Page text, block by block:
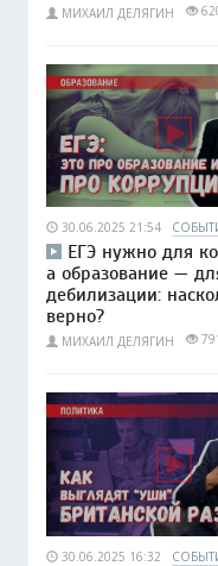
МИХАИЛ ДЕЛЯГИН
30.06.2025 21:54
ЕГЭ нужно для
а образование —
дебилизации:
верно?
МИХАИЛ ДЕЛЯГИН
30.06.2025 16:32